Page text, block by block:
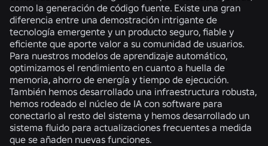
como la generación de código fuente. Existe una gran
diferencia entre una demostración intrigante de
tecnología emergente y un producto seguro, fiable y
eficiente que aporte valor a su comunidad de usuarios.
Para nuestros modelos de aprendizaje automático,
optimizamos el rendimiento en cuanto a huella de
memoria, ahorro de energía y tiempo de ejecución.
También hemos desarrollado una infraestructura robusta,
hemos rodeado el núcleo de IA con software para
conectarlo al resto del sistema y hemos desarrollado un
sistema fluido para actualizaciones frecuentes a medida
que se añaden nuevas funciones.